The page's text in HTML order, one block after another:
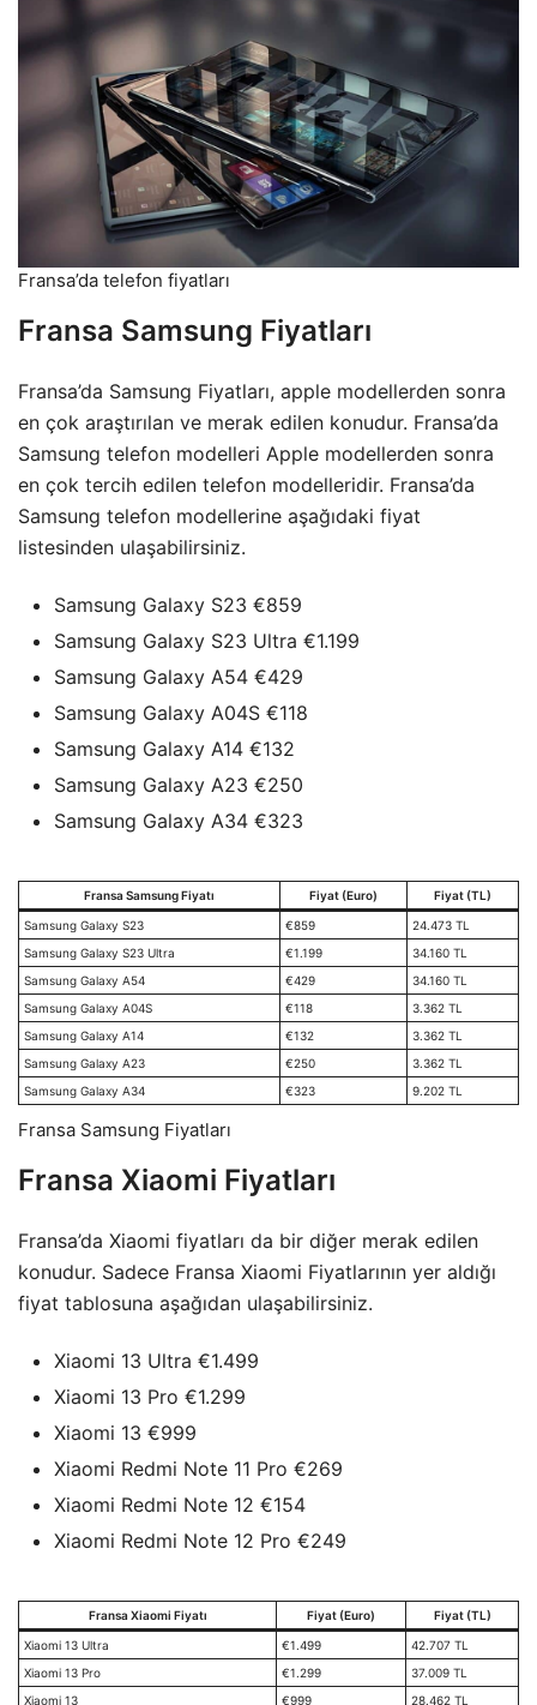
Fransa’da telefon fiyatları
Fransa Samsung Fiyatları
Fransa’da Samsung Fiyatları, apple modellerden sonra
en çok araştırılan ve merak edilen konudur. Fransa’da
Samsung telefon modelleri Apple modellerden sonra
en çok tercih edilen telefon modelleridir. Fransa’da
Samsung telefon modellerine aşağıdaki fiyat
listesinden ulaşabilirsiniz.
Samsung Galaxy S23 €859
Samsung Galaxy S23 Ultra €1.199
Samsung Galaxy A54 €429
Samsung Galaxy A04S €118
Samsung Galaxy A14 €132
Samsung Galaxy A23 €250
Samsung Galaxy A34 €323
Fransa Samsung Fiyatı Fiyat (Euro) Fiyat (TL)
Samsung Galaxy S23 €859
24.473 TL
Samsung Galaxy S23 Ultra
€1.199
34.160 TL
Samsung Galaxy A54
€429
34.160 TL
Samsung Galaxy A04S
€118
3.362 TL
Samsung Galaxy A14
€132
3.362 TL
Samsung Galaxy A23
€250
3.362 TL
Samsung Galaxy A34
€323 9.202 TL
Fransa Samsung Fiyatları
Fransa Xiaomi Fiyatları
Fransa’da Xiaomi fiyatları da bir diğer merak edilen
konudur. Sadece Fransa Xiaomi Fiyatlarının yer aldığı
fiyat tablosuna aşağıdan ulaşabilirsiniz.
Xiaomi 13 Ultra €1.499
Xiaomi 13 Pro €1.299
Xiaomi 13 €999
Xiaomi Redmi Note 11 Pro €269
Xiaomi Redmi Note 12 €154
Xiaomi Redmi Note 12 Pro €249
Fransa Xiaomi Fiyatı Fiyat (Euro) Fiyat (TL)
Xiaomi 13 Ultra €1.499
42.707 TL
Xiaomi 13 Pro
€1.299
37.009 TL
Xiaomi 13
€999 28.462 TL